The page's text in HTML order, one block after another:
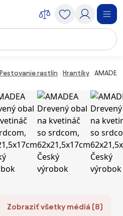
Pestovanie rastlín Hrantíky
Zobraziť všetky médiá (8)